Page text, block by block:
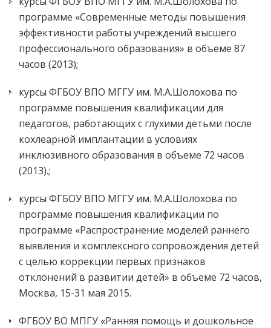
программе «Современные методы повышения
эффективности работы учреждений высшего
профессионального образования» в объеме 87
часов (2013);
курсы ФГБОУ ВПО МГГУ им. М.А.Шолохова по
программе повышения квалификации для
педагогов, работающих с глухими детьми после
кохлеарной имплантации в условиях
инклюзивного образования в объеме 72 часов
(2013).;
курсы ФГБОУ ВПО МГГУ им. М.А.Шолохова по
программе повышения квалификации по
программе «Распространение моделей раннего
выявления и комплексного сопровождения детей
с целью коррекции первых признаков
отклонений в развитии детей» в объеме 72 часов,
Москва, 15-31 мая 2015.
ФГБОУ ВО МПГУ «Ранняя помощь и дошкольное